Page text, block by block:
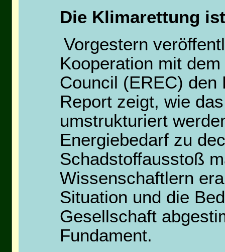
Die Klimarettung
Vorgestern
Kooperation mit
Council (EREC)
Report zeigt, wie
umstrukturiert
Energiebedarf zu
Schadstoffausstoß
Wissenschaftlern
Situation und die
Gesellschaft
Fundament.